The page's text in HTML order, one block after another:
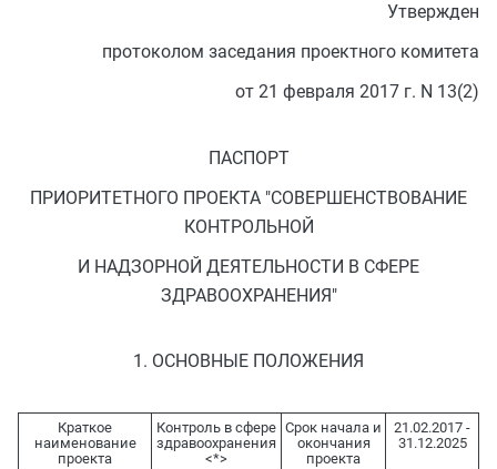
Утвержден
протоколом заседания проектного комитета
от 21 февраля 2017 г. N 13(2)
ПАСПОРТ
ПРИОРИТЕТНОГО ПРОЕКТА "СОВЕРШЕНСТВОВАНИЕ
КОНТРОЛЬНОЙ
И НАДЗОРНОЙ ДЕЯТЕЛЬНОСТИ В СФЕРЕ
ЗДРАВООХРАНЕНИЯ"
1. ОСНОВНЫЕ ПОЛОЖЕНИЯ
Краткое
наименование
проекта
Контроль в сфере
здравоохранения
<*>
Срок начала и
окончания
проекта
21.02.2017 -
31.12.2025